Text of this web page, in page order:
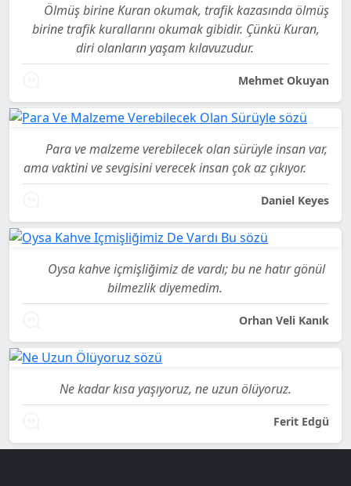
Ölmüş birine Kuran okumak, trafik kazasında ölmüş
birine trafik kurallarını okumak gibidir. Çünkü Kuran,
diri olanların yaşam kılavuzudur.
Mehmet Okuyan
Para ve malzeme verebilecek olan sürüyle insan var,
ama vaktini ve sevgisini verecek insan çok az çıkıyor.
Daniel Keyes
Oysa kahve içmişliğimiz de vardı; bu ne hatır gönül
bilmezlik diyemedim.
Orhan Veli Kanık
Ne kadar kısa yaşıyoruz, ne uzun ölüyoruz.
Ferit Edgü